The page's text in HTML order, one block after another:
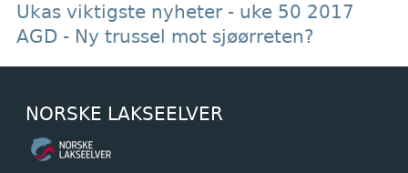
Ukas viktigste nyheter - uke 50 2017
AGD - Ny trussel mot sjøørreten?
NORSKE LAKSEELVER